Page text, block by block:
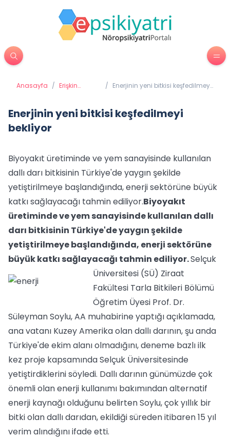
Anasayfa / Erişkin
/ Enerjinin yeni bitkisi keşfedilmeyi
Enerjinin yeni bitkisi keşfedilmeyi
bekliyor
Biyoyakıt üretiminde ve yem sanayisinde kullanılan
dallı darı bitkisinin Türkiye'de yaygın şekilde
yetiştirilmeye başlandığında, enerji sektörüne büyük
katkı sağlayacağı tahmin ediliyor.Biyoyakıt
üretiminde ve yem sanayisinde kullanılan dallı
darı bitkisinin Türkiye'de yaygın şekilde
yetiştirilmeye başlandığında, enerji sektörüne
büyük katkı sağlayacağı tahmin ediliyor.Selçuk
Üniversitesi (SÜ) Ziraat
Fakültesi Tarla Bitkileri Bölümü
Öğretim Üyesi Prof. Dr.
Süleyman Soylu, AA muhabirine yaptığı açıklamada,
ana vatanı Kuzey Amerika olan dallı darının, şu anda
Türkiye'de ekim alanı olmadığını, deneme bazlı ilk
kez proje kapsamında Selçuk Üniversitesinde
yetiştirdiklerini söyledi. Dallı darının günümüzde çok
önemli olan enerji kullanımı bakımından alternatif
enerji kaynağı olduğunu belirten Soylu, çok yıllık bir
bitki olan dallı darıdan, ekildiği süreden itibaren 15 yıl
verim alındığını ifade etti.